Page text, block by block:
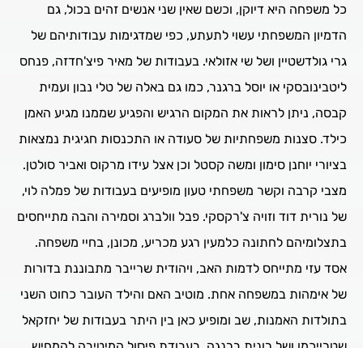
כל משפחה היא דיוקן, וכשם שאין שני אנשים זהים בכול, גם
הדמיון המשפחתי עשוי לתעתע, כפי שמדגימות עבודותיהם של
גרי גולדשטיין ושל שי אזולאי. בעבודות של מאיר פיצ'חדזה, פנחס
ליטבינובסקי או יוסל ברגנר, כמו גם באלה של טלי נבון ועמית
קבסה, ניתן לראות את המקום הרגיש והפגיע שממנו מגיע האמן
כילד. סצנות משפחתיות של סעודה או התכנסות חגיגית נמצאות
בציורי יוחנן סימון ומשה קסטל וכן אצל עידו מרקוס ואביר סולטן.
מצבי קרבה וקשר משפחתי טעון מופיעים בעבודות של פמלה לוי,
של נורית דוד וזויה צ'רקסקי. פבל וולברג וסמירה והבה מתייחסים
בתצלומיהם לחתונה כלמעין רגע מכריע, מכונן, בחיי משפחה.
אסד עזי מתייחס לדמות האב, ויהודית שרייבר מתבוננת בדורות
של אימהות במשפחה אחת. מוטיב האם והילד העובר כחוט השני
בתולדות האמנות, שב ומופיע כאן בין היתר בעבודות של יחזקאל